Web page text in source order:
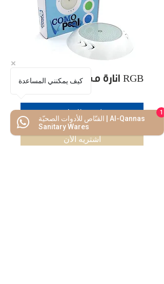
RGB انارة مسبح ملون
اضف للسلة
اشتريه الأن
كيف يمكنني المساعدة
القنّاص للأدوات الصحيّة | Al-Qannas
Sanitary Wares
1